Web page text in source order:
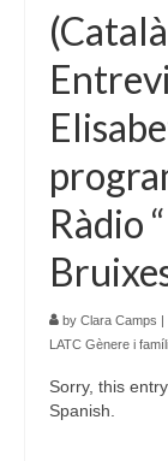
Ràdio
by Clara Camps |
LATC Gènere i
Sorry, this
Spanish.